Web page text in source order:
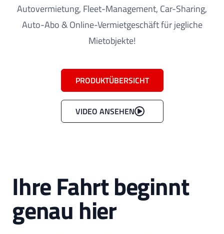
Autovermietung, Fleet-Management, Car-Sharing,
Auto-Abo & Online-Vermietgeschäft für jegliche
Mietobjekte!
PRODUKTÜBERSICHT
VIDEO ANSEHEN
Ihre Fahrt beginnt
genau hier